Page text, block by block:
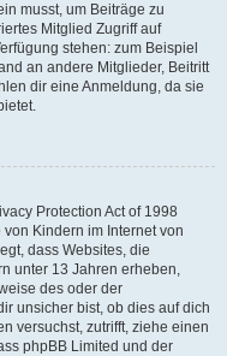
musst, um Beiträge zu
Mitglied Zugriff auf
stehen: zum Beispiel
an andere Mitglieder, Beitritt
dir eine Anmeldung, da sie
Protection Act of 1998
Kindern im Internet von
dass Websites, die
unter 13 Jahren erheben,
des oder der
unsicher bist, ob dies auf dich
versuchst, zutrifft, ziehe einen
phpBB Limited und der